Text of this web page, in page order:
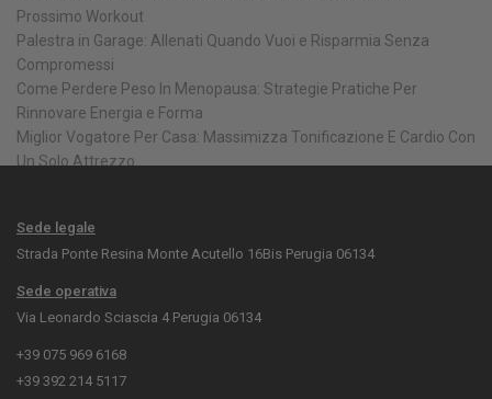
Prossimo Workout
Palestra in Garage: Allenati Quando Vuoi e Risparmia Senza
Compromessi
Come Perdere Peso In Menopausa: Strategie Pratiche Per
Rinnovare Energia e Forma
Miglior Vogatore Per Casa: Massimizza Tonificazione E Cardio Con
Un Solo Attrezzo
Sede legale
Strada Ponte Resina Monte Acutello 16Bis Perugia 06134
Sede operativa
Via Leonardo Sciascia 4 Perugia 06134
+39 075 969 6168
+39 392 214 5117